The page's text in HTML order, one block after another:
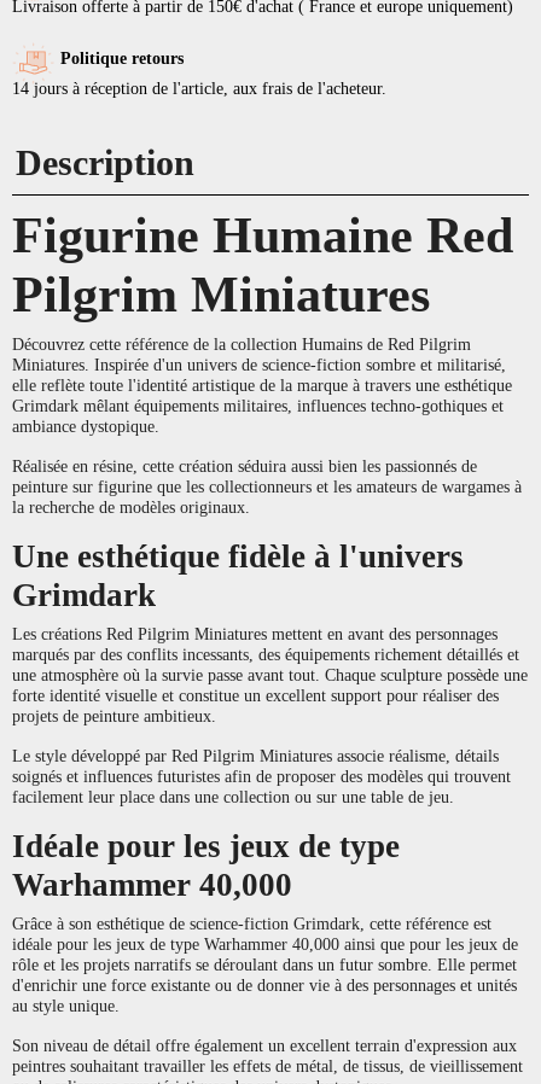
Livraison offerte à partir de 150€ d'achat ( France et europe uniquement)
Politique retours
14 jours à réception de l'article, aux frais de l'acheteur.
Description
Figurine Humaine Red
Pilgrim Miniatures
Découvrez cette référence de la collection Humains de Red Pilgrim
Miniatures. Inspirée d'un univers de science-fiction sombre et militarisé,
elle reflète toute l'identité artistique de la marque à travers une esthétique
Grimdark mêlant équipements militaires, influences techno-gothiques et
ambiance dystopique.
Réalisée en résine, cette création séduira aussi bien les passionnés de
peinture sur figurine que les collectionneurs et les amateurs de wargames à
la recherche de modèles originaux.
Une esthétique fidèle à l'univers
Grimdark
Les créations Red Pilgrim Miniatures mettent en avant des personnages
marqués par des conflits incessants, des équipements richement détaillés et
une atmosphère où la survie passe avant tout. Chaque sculpture possède une
forte identité visuelle et constitue un excellent support pour réaliser des
projets de peinture ambitieux.
Le style développé par Red Pilgrim Miniatures associe réalisme, détails
soignés et influences futuristes afin de proposer des modèles qui trouvent
facilement leur place dans une collection ou sur une table de jeu.
Idéale pour les jeux de type
Warhammer 40,000
Grâce à son esthétique de science-fiction Grimdark, cette référence est
idéale pour les jeux de type Warhammer 40,000 ainsi que pour les jeux de
rôle et les projets narratifs se déroulant dans un futur sombre. Elle permet
d'enrichir une force existante ou de donner vie à des personnages et unités
au style unique.
Son niveau de détail offre également un excellent terrain d'expression aux
peintres souhaitant travailler les effets de métal, de tissus, de vieillissement